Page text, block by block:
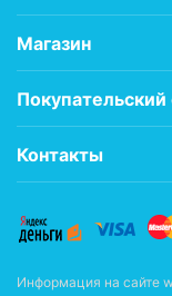
Магазин
Покупательский
Контакты
Информация на сайте